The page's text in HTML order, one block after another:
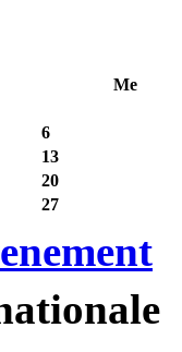
Me
6
13
20
27